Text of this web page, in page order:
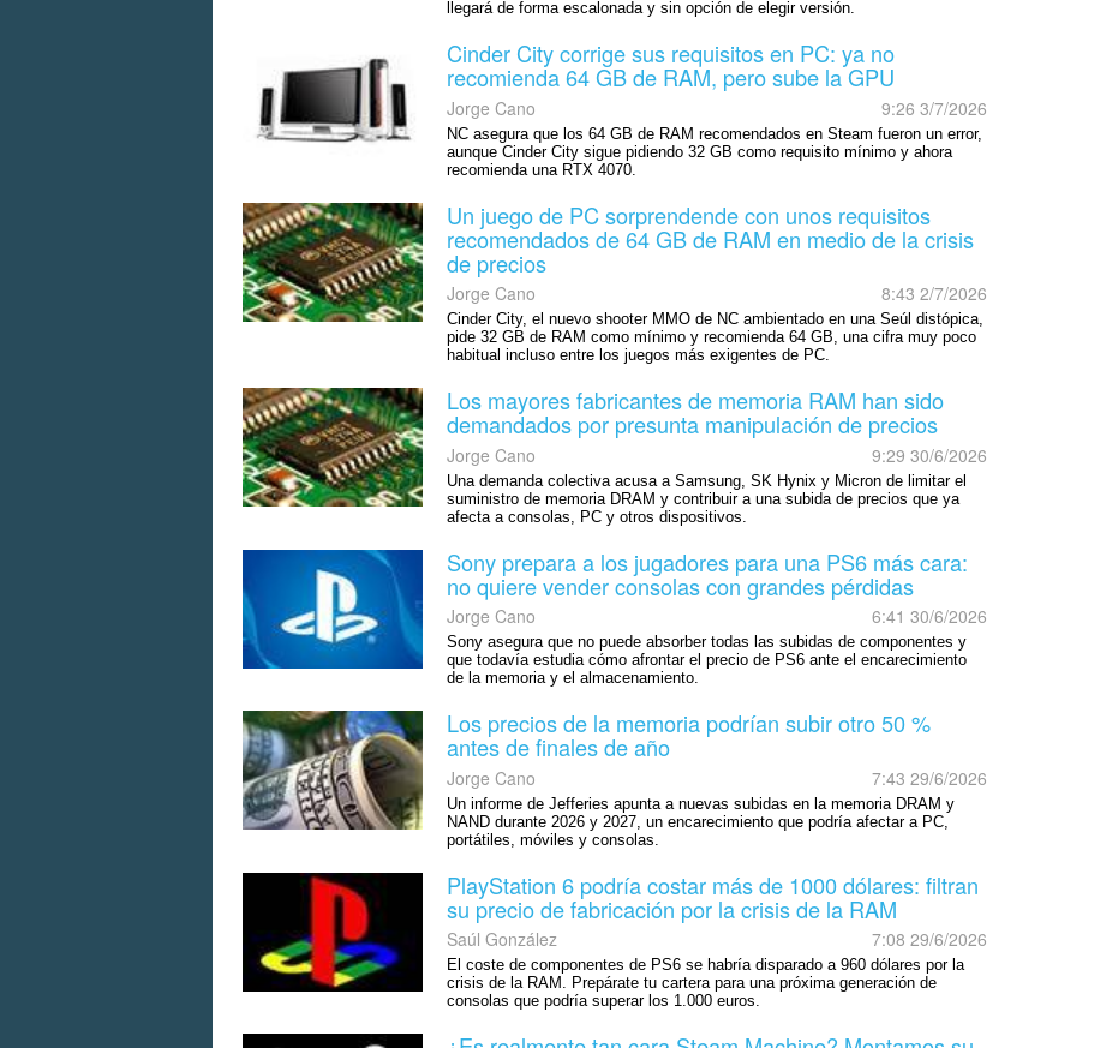
llegará de forma escalonada y sin opción de elegir versión.
Cinder City corrige sus requisitos en PC: ya no
recomienda 64 GB de RAM, pero sube la GPU
Jorge Cano 9:26 3/7/2026
NC asegura que los 64 GB de RAM recomendados en Steam fueron un error,
aunque Cinder City sigue pidiendo 32 GB como requisito mínimo y ahora
recomienda una RTX 4070.
Un juego de PC sorprendende con unos requisitos
recomendados de 64 GB de RAM en medio de la crisis
de precios
Jorge Cano 8:43 2/7/2026
Cinder City, el nuevo shooter MMO de NC ambientado en una Seúl distópica,
pide 32 GB de RAM como mínimo y recomienda 64 GB, una cifra muy poco
habitual incluso entre los juegos más exigentes de PC.
Los mayores fabricantes de memoria RAM han sido
demandados por presunta manipulación de precios
Jorge Cano 9:29 30/6/2026
Una demanda colectiva acusa a Samsung, SK Hynix y Micron de limitar el
suministro de memoria DRAM y contribuir a una subida de precios que ya
afecta a consolas, PC y otros dispositivos.
Sony prepara a los jugadores para una PS6 más cara:
no quiere vender consolas con grandes pérdidas
Jorge Cano 6:41 30/6/2026
Sony asegura que no puede absorber todas las subidas de componentes y
que todavía estudia cómo afrontar el precio de PS6 ante el encarecimiento
de la memoria y el almacenamiento.
Los precios de la memoria podrían subir otro 50 %
antes de finales de año
Jorge Cano 7:43 29/6/2026
Un informe de Jefferies apunta a nuevas subidas en la memoria DRAM y
NAND durante 2026 y 2027, un encarecimiento que podría afectar a PC,
portátiles, móviles y consolas.
PlayStation 6 podría costar más de 1000 dólares: filtran
su precio de fabricación por la crisis de la RAM
Saúl González 7:08 29/6/2026
El coste de componentes de PS6 se habría disparado a 960 dólares por la
crisis de la RAM. Prepárate tu cartera para una próxima generación de
consolas que podría superar los 1.000 euros.